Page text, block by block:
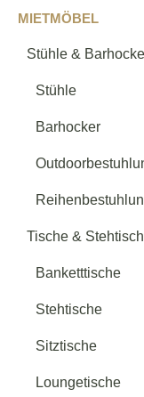
Serie
Serie Tante
MIETMÖBEL
Stühle &
Stühle
Barhocker
Tische &
Banketttische
Stehtische
Sitztische
Loungetische